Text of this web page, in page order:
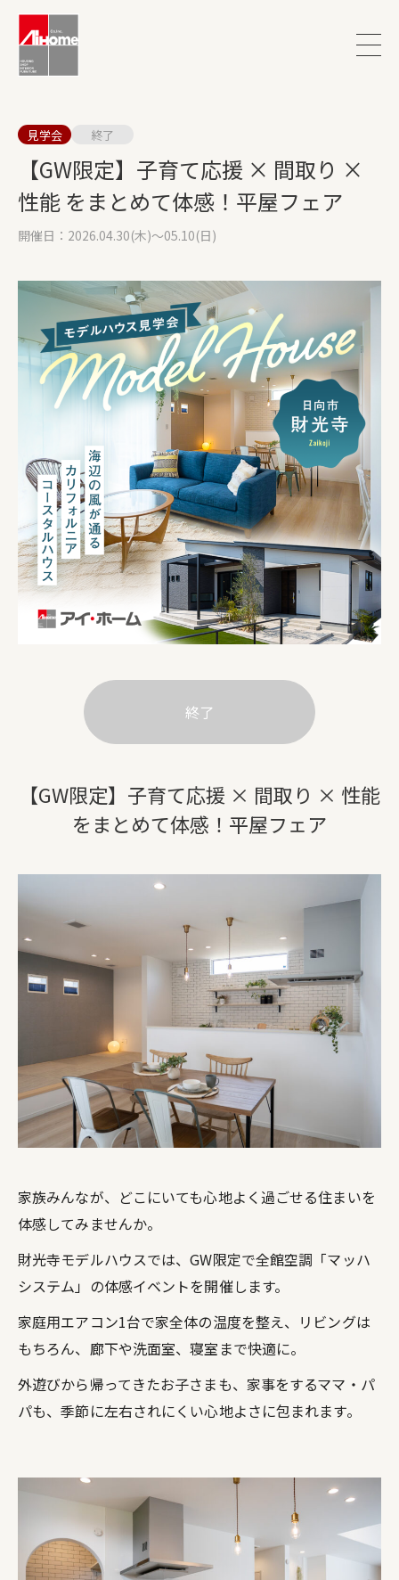
見学会 終了
【GW限定】子育て応援 × 間取り ×
性能 をまとめて体感！平屋フェア
開催日：2026.04.30(木)～05.10(日)
終了
【GW限定】子育て応援 × 間取り × 性能
をまとめて体感！平屋フェア
家族みんなが、どこにいても心地よく過ごせる住まいを
体感してみませんか。
財光寺モデルハウスでは、GW限定で全館空調「マッハ
システム」の体感イベントを開催します。
家庭用エアコン1台で家全体の温度を整え、リビングは
もちろん、廊下や洗面室、寝室まで快適に。
外遊びから帰ってきたお子さまも、家事をするママ・パ
パも、季節に左右されにくい心地よさに包まれます。